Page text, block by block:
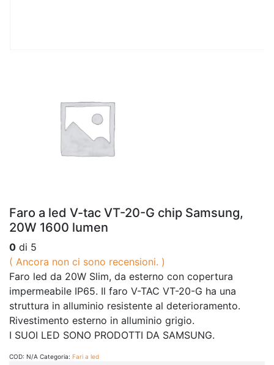
Faro a led V-tac VT-20-G chip Samsung,
20W 1600 lumen
0 di 5
( Ancora non ci sono recensioni. )
Faro led da 20W Slim, da esterno con copertura
impermeabile IP65. Il faro V-TAC VT-20-G ha una
struttura in alluminio resistente al deterioramento.
Rivestimento esterno in alluminio grigio.
I SUOI LED SONO PRODOTTI DA SAMSUNG.
COD: N/A Categoria: Fari a led